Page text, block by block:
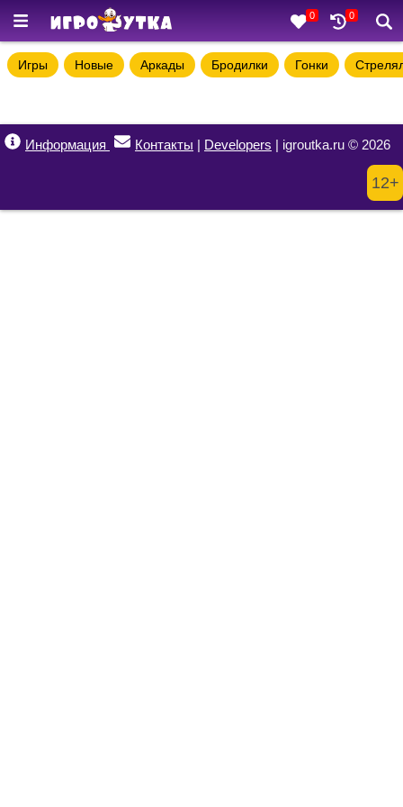
0 0
Игры Новые Аркады Бродилки Гонки
Информация Контакты | Developers | igroutka.ru © 2026
12+